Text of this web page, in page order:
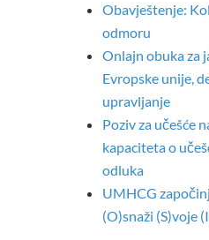
Obavještenje:
odmoru
Onlajn obuka za
Evropske unije,
upravljanje
Poziv za učešće
kapaciteta o
odluka
UMHCG
(O)snaži (S)voje